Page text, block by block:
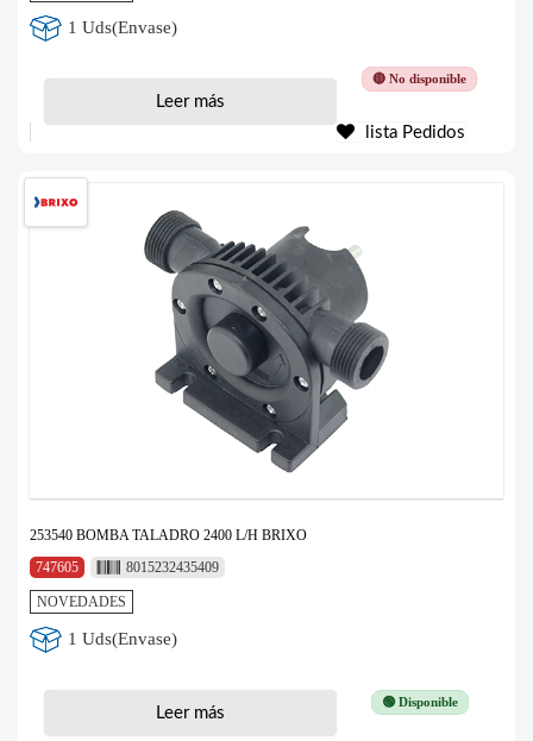
1 Uds(Envase)
🔴 No disponible
Leer más
lista Pedidos
253540 BOMBA TALADRO 2400 L/H BRIXO
747605
8015232435409
NOVEDADES
1 Uds(Envase)
🟢 Disponible
Leer más